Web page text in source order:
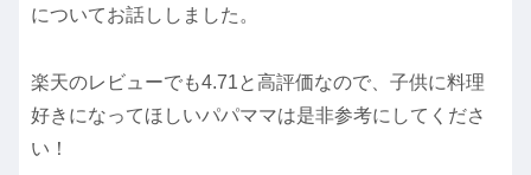
についてお話ししました。
楽天のレビューでも4.71と高評価なので、子供に料理
好きになってほしいパパママは是非参考にしてくださ
い！